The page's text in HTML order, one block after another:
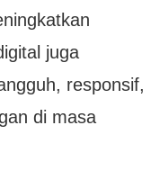
juga
responsif,
di masa